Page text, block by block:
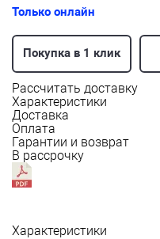
Только онлайн
Покупка в 1 клик
Рассчитать доставку
Характеристики
Доставка
Оплата
Гарантии и возврат
В рассрочку
Характеристики